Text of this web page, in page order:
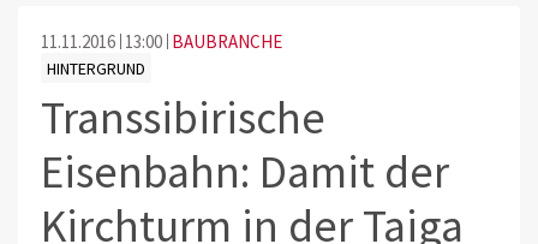
11.11.2016 13:00 BAUBRANCHE
HINTERGRUND
Transsibirische
Eisenbahn: Damit der
Kirchturm in der Taiga